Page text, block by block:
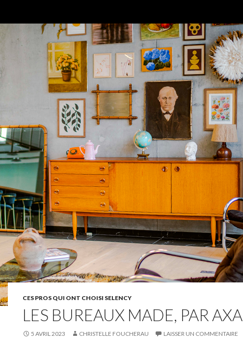
CES PROS QUI ONT CHOISI SELENCY
LES BUREAUX MADE, PAR AXA
5 AVRIL 2023 CHRISTELLE FOUCHERAU LAISSER UN COMMENTAIRE